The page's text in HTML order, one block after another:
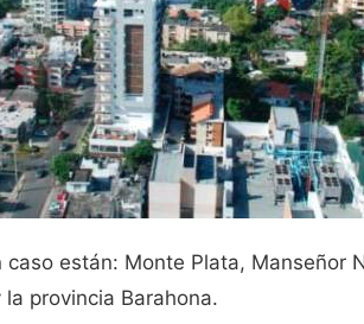
están: Monte Plata, Manseñor
provincia Barahona.